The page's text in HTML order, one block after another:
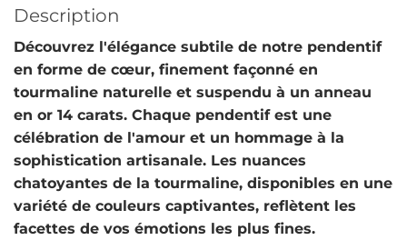
Description
Découvrez l'élégance subtile de notre pendentif
en forme de cœur, finement façonné en
tourmaline naturelle et suspendu à un anneau
en or 14 carats. Chaque pendentif est une
célébration de l'amour et un hommage à la
sophistication artisanale. Les nuances
chatoyantes de la tourmaline, disponibles en une
variété de couleurs captivantes, reflètent les
facettes de vos émotions les plus fines.